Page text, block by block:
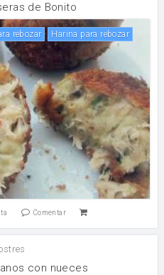
de Bonito
rebozar
Harina para rebozar
Comentar
con nueces